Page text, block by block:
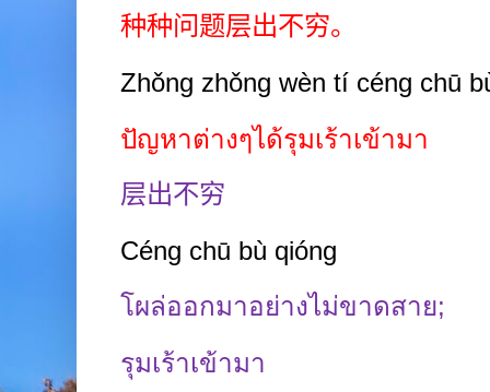
种种问题层出不穷。
Zhǒng zhǒng wèn tí céng chū
ปัญหาต่างๆได้รุมเร้าเข้ามา
层出不穷
Céng chū bù qióng
โผล่ออกมาอย่างไม่ขาดสาย;
รุมเร้าเข้ามา